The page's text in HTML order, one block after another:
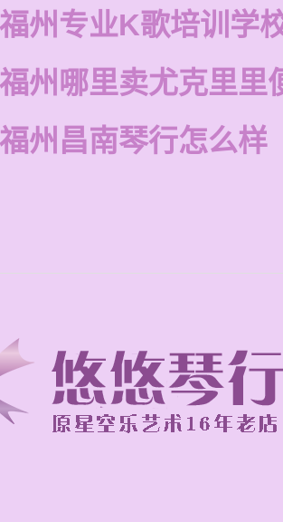
福州专业K歌培训学
福州哪里卖尤克里里
福州昌南琴行怎么样